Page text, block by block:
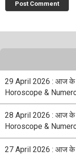
29 April 2026 : आज के
Horoscope &
28 April 2026 : आज के
Horoscope &
27 April 2026 : आज के